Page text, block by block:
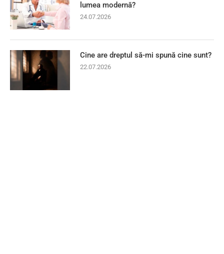
lumea modernă?
24.07.2026
Cine are dreptul să-mi spună cine sunt?
22.07.2026